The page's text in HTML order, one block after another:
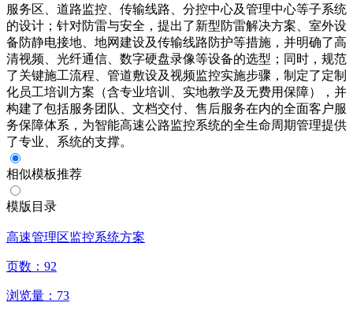
服务区、道路监控、传输线路、分控中心及管理中心等子系统
的设计；针对防雷与安全，提出了新型防雷解决方案、室外设
备防静电接地、地网建设及传输线路防护等措施，并明确了高
清视频、光纤通信、数字硬盘录像等设备的选型；同时，规范
了关键施工流程、管道敷设及视频监控实施步骤，制定了定制
化员工培训方案（含专业培训、实地教学及无费用保障），并
构建了包括服务团队、文档交付、售后服务在内的全面客户服
务保障体系，为智能高速公路监控系统的全生命周期管理提供
了专业、系统的支撑。
相似模板推荐
模版目录
高速管理区监控系统方案
页数： 92
浏览量： 73